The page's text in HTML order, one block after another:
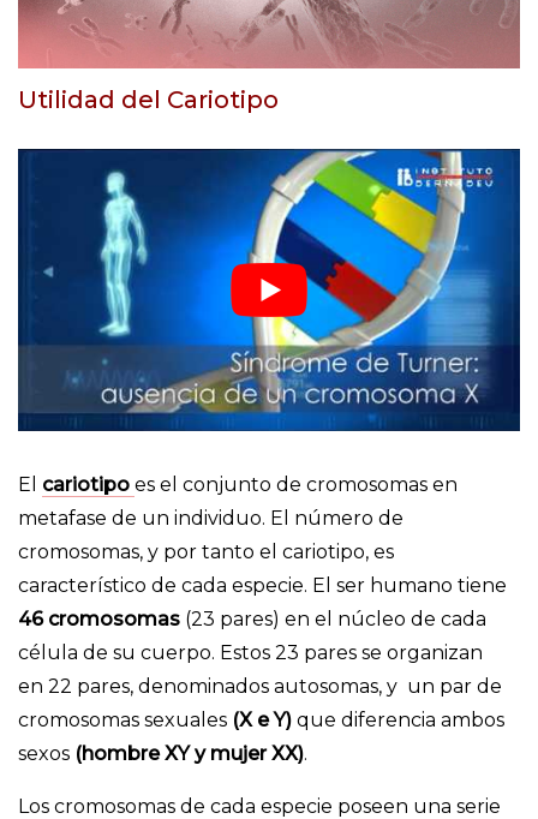
Utilidad del Cariotipo
El cariotipo es el conjunto de cromosomas en
metafase de un individuo. El número de
cromosomas, y por tanto el cariotipo, es
característico de cada especie. El ser humano tiene
46 cromosomas (23 pares) en el núcleo de cada
célula de su cuerpo. Estos 23 pares se organizan
en 22 pares, denominados autosomas, y un par de
cromosomas sexuales (X e Y) que diferencia ambos
sexos (hombre XY y mujer XX).
Los cromosomas de cada especie poseen una serie